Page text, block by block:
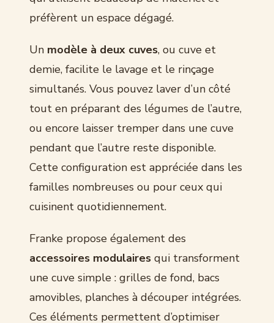
préfèrent un espace dégagé.
Un modèle à deux cuves, ou cuve et
demie, facilite le lavage et le rinçage
simultanés. Vous pouvez laver d’un côté
tout en préparant des légumes de l’autre,
ou encore laisser tremper dans une cuve
pendant que l’autre reste disponible.
Cette configuration est appréciée dans les
familles nombreuses ou pour ceux qui
cuisinent quotidiennement.
Franke propose également des
accessoires modulaires qui transforment
une cuve simple : grilles de fond, bacs
amovibles, planches à découper intégrées.
Ces éléments permettent d’optimiser